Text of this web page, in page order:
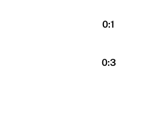
0:1
0:3